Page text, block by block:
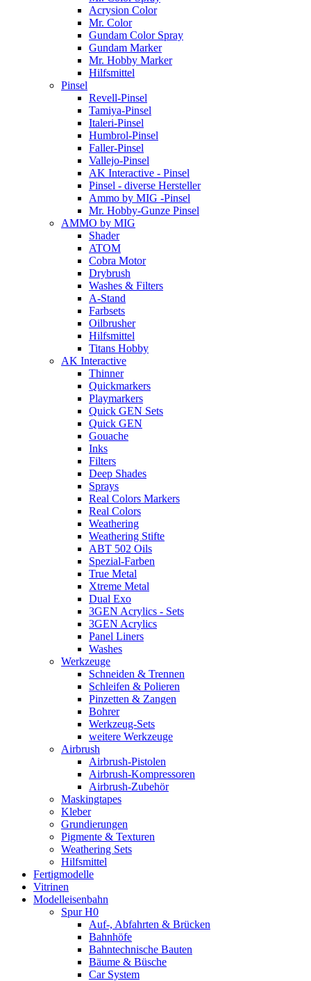
Acrysion Color
Mr. Color
Gundam Color Spray
Gundam Marker
Mr. Hobby Marker
Hilfsmittel
Pinsel
Revell-Pinsel
Tamiya-Pinsel
Italeri-Pinsel
Humbrol-Pinsel
Faller-Pinsel
Vallejo-Pinsel
AK Interactive - Pinsel
Pinsel - diverse Hersteller
Ammo by MIG -Pinsel
Mr. Hobby-Gunze Pinsel
AMMO by MIG
Shader
ATOM
Cobra Motor
Drybrush
Washes & Filters
A-Stand
Farbsets
Oilbrusher
Hilfsmittel
Titans Hobby
AK Interactive
Thinner
Quickmarkers
Playmarkers
Quick GEN Sets
Quick GEN
Gouache
Inks
Filters
Deep Shades
Sprays
Real Colors Markers
Real Colors
Weathering
Weathering Stifte
ABT 502 Oils
Spezial-Farben
True Metal
Xtreme Metal
Dual Exo
3GEN Acrylics - Sets
3GEN Acrylics
Panel Liners
Washes
Werkzeuge
Schneiden & Trennen
Schleifen & Polieren
Pinzetten & Zangen
Bohrer
Werkzeug-Sets
weitere Werkzeuge
Airbrush
Airbrush-Pistolen
Airbrush-Kompressoren
Airbrush-Zubehör
Maskingtapes
Kleber
Grundierungen
Pigmente & Texturen
Weathering Sets
Hilfsmittel
Fertigmodelle
Vitrinen
Modelleisenbahn
Spur H0
Auf-, Abfahrten & Brücken
Bahnhöfe
Bahntechnische Bauten
Bäume & Büsche
Car System